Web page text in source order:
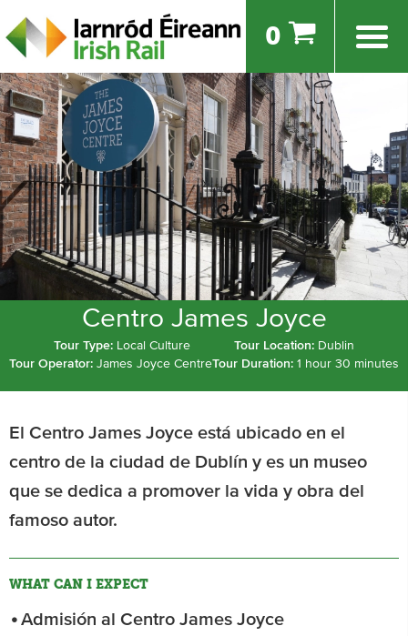
0
Centro James Joyce
Tour Type: Local Culture Tour Location: Dublin
Tour Operator: James Joyce CentreTour Duration: 1 hour 30 minutes
El Centro James Joyce está ubicado en el
centro de la ciudad de Dublín y es un museo
que se dedica a promover la vida y obra del
famoso autor.
WHAT CAN I EXPECT
Admisión al Centro James Joyce